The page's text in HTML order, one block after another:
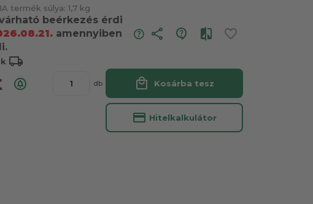
A termék súlya: 1,7 kg
beérkezés érdi
amennyiben
share
local_shipping
db local_mall Kosárba tesz
credit_card Hitelkalkulátor